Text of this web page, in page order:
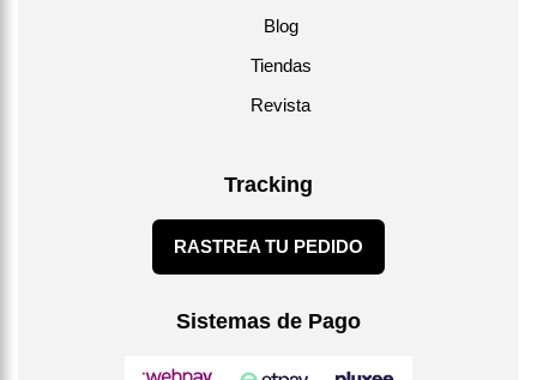
Blog
Tiendas
Revista
Tracking
RASTREA TU PEDIDO
Sistemas de Pago